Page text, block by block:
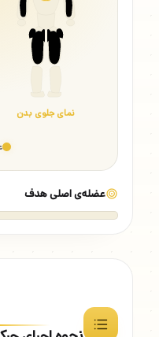
نمای جلوی بدن
عضله‌ی اصلی هدف